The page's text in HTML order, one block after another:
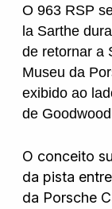
O 963 RSP
la Sarthe
de retornar a
Museu da
exibido ao
de
O conceito
da pista
da Porsche